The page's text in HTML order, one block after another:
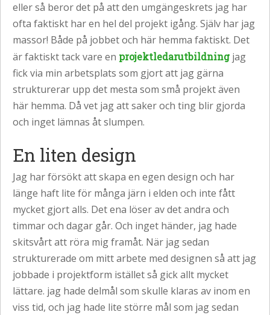
eller så beror det på att den umgängeskrets jag har
ofta faktiskt har en hel del projekt igång. Själv har jag
massor! Både på jobbet och här hemma faktiskt. Det
är faktiskt tack vare en projektledarutbildningjag
fick via min arbetsplats som gjort att jag gärna
strukturerar upp det mesta som små projekt även
här hemma. Då vet jag att saker och ting blir gjorda
och inget lämnas åt slumpen.
En liten design
Jag har försökt att skapa en egen design och har
länge haft lite för många järn i elden och inte fått
mycket gjort alls. Det ena löser av det andra och
timmar och dagar går. Och inget händer, jag hade
skitsvårt att röra mig framåt. När jag sedan
strukturerade om mitt arbete med designen så att jag
jobbade i projektform istället så gick allt mycket
lättare. jag hade delmål som skulle klaras av inom en
viss tid, och jag hade lite större mål som jag sedan